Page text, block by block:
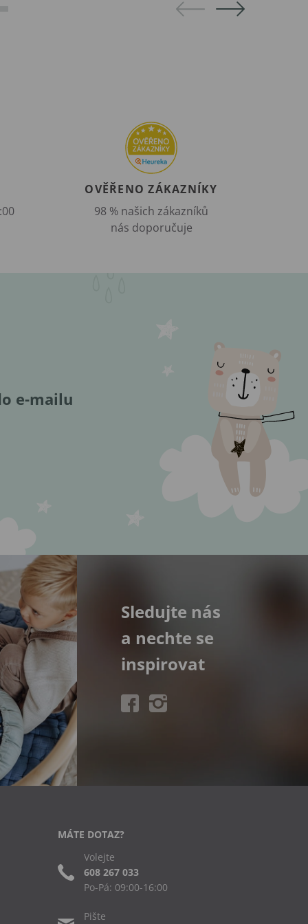
OVĚŘENO ZÁKAZNÍKY
98 % našich zákazníků
nás doporučuje
e-mailu
Sledujte nás
a nechte se
inspirovat
MÁTE DOTAZ?
Volejte
608 267 033
Po-Pá: 09:00-16:00
Pište